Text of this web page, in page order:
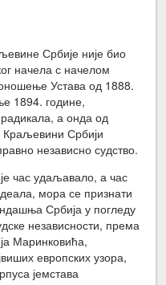
Србије није био
начела с начелом
Устава од 1888.
1894. године,
а онда од
Србији
независно судство.
час удаљавало, а час
мора се признати
Србија у погледу
независности, према
Маринковића,
европских узора,
јемстава